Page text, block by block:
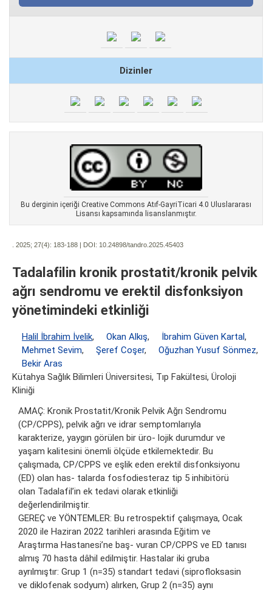
Dizinler
Bu derginin içeriği Creative Commons Atıf-GayriTicari 4.0 Uluslararası
Lisansı kapsamında lisanslanmıştır.
. 2025; 27(4): 183-188 | DOI: 10.24898/tandro.2025.45403
Tadalafilin kronik prostatit/kronik pelvik
ağrı sendromu ve erektil disfonksiyon
yönetimindeki etkinliği
Halil İbrahim İvelik, Okan Alkış, İbrahim Güven Kartal,
Mehmet Sevim, Şeref Coşer, Oğuzhan Yusuf Sönmez,
Bekir Aras
Kütahya Sağlık Bilimleri Üniversitesi, Tıp Fakültesi, Üroloji
Kliniği
AMAÇ: Kronik Prostatit/Kronik Pelvik Ağrı Sendromu
(CP/CPPS), pelvik ağrı ve idrar semptomlarıyla
karakterize, yaygın görülen bir üro- lojik durumdur ve
yaşam kalitesini önemli ölçüde etkilemektedir. Bu
çalışmada, CP/CPPS ve eşlik eden erektil disfonksiyonu
(ED) olan has- talarda fosfodiesteraz tip 5 inhibitörü
olan Tadalafil’in ek tedavi olarak etkinliği
değerlendirilmiştir.
GEREÇ ve YÖNTEMLER: Bu retrospektif çalışmaya, Ocak
2020 ile Haziran 2022 tarihleri arasında Eğitim ve
Araştırma Hastanesi’ne baş- vuran CP/CPPS ve ED tanısı
almış 70 hasta dâhil edilmiştir. Hastalar iki gruba
ayrılmıştır: Grup 1 (n=35) standart tedavi (siprofloksasin
ve diklofenak sodyum) alırken, Grup 2 (n=35) aynı